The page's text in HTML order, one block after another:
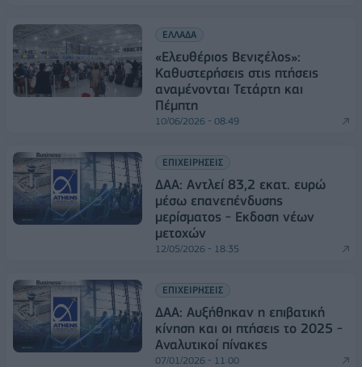
ΕΛΛΑΔΑ
«Ελευθέριος Βενιζέλος»:
Καθυστερήσεις στις πτήσεις
αναμένονται Τετάρτη και
Πέμπτη
10/06/2026 - 08:49
ΕΠΙΧΕΙΡΗΣΕΙΣ
ΔΑΑ: Αντλεί 83,2 εκατ. ευρώ
μέσω επανεπένδυσης
μερίσματος - Εκδοση νέων
μετοχών
12/05/2026 - 18:35
ΕΠΙΧΕΙΡΗΣΕΙΣ
ΔΑΑ: Αυξήθηκαν η επιβατική
κίνηση και οι πτήσεις το 2025 -
Αναλυτικοί πίνακες
07/01/2026 - 11:00